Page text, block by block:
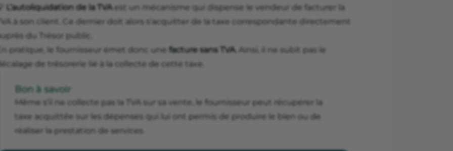
L’autoliquidation de la TVAest un mécanisme qui dispense le vendeur de facturer la
à son client. Ce dernier doit alors s'acquitter de la taxe correspondante directement
du Trésor public.
pratique, le fournisseur émet donc une facture sans TVA. Ainsi, il ne subit pas le
de trésorerie lié à la collecte de cette taxe.
Bon à savoir
Même s’il ne collecte pas la TVA sur sa vente, le fournisseur peut récupérer la
taxe acquittée sur les dépenses qui lui ont permis de produire le bien ou de
réaliser la prestation de services.